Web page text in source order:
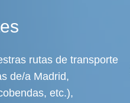
rutas de transporte
de/a Madrid,
etc.),